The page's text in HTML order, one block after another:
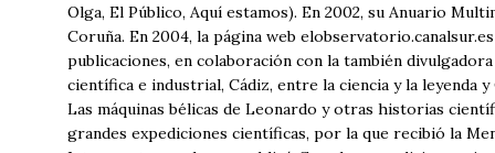
Olga, El Público, Aquí estamos). En 2002, su Anuario
Coruña. En 2004, la página web
publicaciones, en colaboración con la también
científica e industrial, Cádiz, entre la ciencia y la leyenda
Las máquinas bélicas de Leonardo y otras historias
grandes expediciones científicas, por la que recibió la